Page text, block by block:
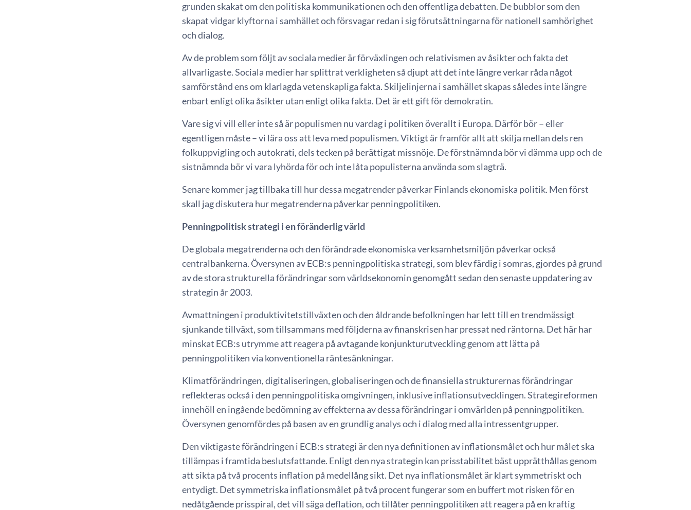
grunden skakat om den politiska kommunikationen och den offentliga debatten. De bubblor som den
skapat vidgar klyftorna i samhället och försvagar redan i sig förutsättningarna för nationell samhörighet
och dialog.
Av de problem som följt av sociala medier är förväxlingen och relativismen av åsikter och fakta det
allvarligaste. Sociala medier har splittrat verkligheten så djupt att det inte längre verkar råda något
samförstånd ens om klarlagda vetenskapliga fakta. Skiljelinjerna i samhället skapas således inte längre
enbart enligt olika åsikter utan enligt olika fakta. Det är ett gift för demokratin.
Vare sig vi vill eller inte så är populismen nu vardag i politiken överallt i Europa. Därför bör – eller
egentligen måste – vi lära oss att leva med populismen. Viktigt är framför allt att skilja mellan dels ren
folkuppvigling och autokrati, dels tecken på berättigat missnöje. De förstnämnda bör vi dämma upp och de
sistnämnda bör vi vara lyhörda för och inte låta populisterna använda som slagträ.
Senare kommer jag tillbaka till hur dessa megatrender påverkar Finlands ekonomiska politik. Men först
skall jag diskutera hur megatrenderna påverkar penningpolitiken.
Penningpolitisk strategi i en föränderlig värld
De globala megatrenderna och den förändrade ekonomiska verksamhetsmiljön påverkar också
centralbankerna. Översynen av ECB:s penningpolitiska strategi, som blev färdig i somras, gjordes på grund
av de stora strukturella förändringar som världsekonomin genomgått sedan den senaste uppdatering av
strategin år 2003.
Avmattningen i produktivitetstillväxten och den åldrande befolkningen har lett till en trendmässigt
sjunkande tillväxt, som tillsammans med följderna av finanskrisen har pressat ned räntorna. Det här har
minskat ECB:s utrymme att reagera på avtagande konjunkturutveckling genom att lätta på
penningpolitiken via konventionella räntesänkningar.
Klimatförändringen, digitaliseringen, globaliseringen och de finansiella strukturernas förändringar
reflekteras också i den penningpolitiska omgivningen, inklusive inflationsutvecklingen. Strategireformen
innehöll en ingående bedömning av effekterna av dessa förändringar i omvärlden på penningpolitiken.
Översynen genomfördes på basen av en grundlig analys och i dialog med alla intressentgrupper.
Den viktigaste förändringen i ECB:s strategi är den nya definitionen av inflationsmålet och hur målet ska
tillämpas i framtida beslutsfattande. Enligt den nya strategin kan prisstabilitet bäst upprätthållas genom
att sikta på två procents inflation på medellång sikt. Det nya inflationsmålet är klart symmetriskt och
entydigt. Det symmetriska inflationsmålet på två procent fungerar som en buffert mot risken för en
nedåtgående prisspiral, det vill säga deflation, och tillåter penningpolitiken att reagera på en kraftig